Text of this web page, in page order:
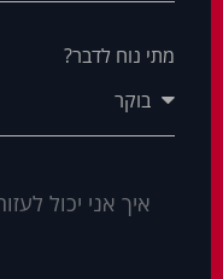
מתי נוח לדבר?